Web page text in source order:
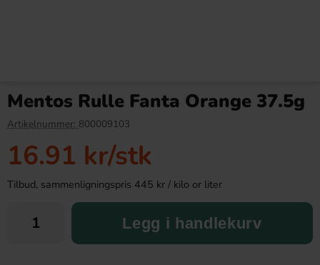
Köp
142g
69.90 kr
Mentos Rulle Fanta Orange 37.5g
Artikelnummer: 800009103
16.91 kr/stk
Tilbud, sammenligningspris 445 kr / kilo or liter
Legg i handlekurv